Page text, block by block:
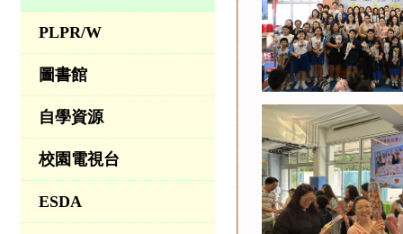
PLPR/W
圖書館
自學資源
校園電視台
ESDA